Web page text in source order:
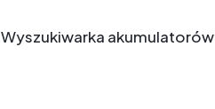
Wyszukiwarka akumulatorów